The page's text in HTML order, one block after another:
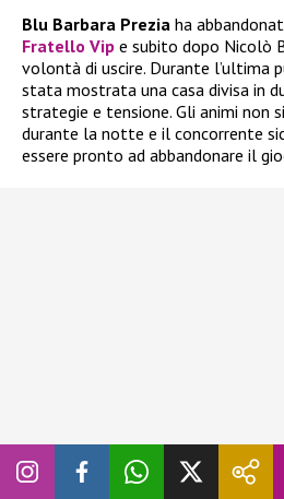
Blu Barbara Prezia ha
Fratello Vip e subito dopo Nicolò
volontà di uscire. Durante l’ultima
stata mostrata una casa divisa in
strategie e tensione. Gli animi non
durante la notte e il concorrente
essere pronto ad abbandonare il